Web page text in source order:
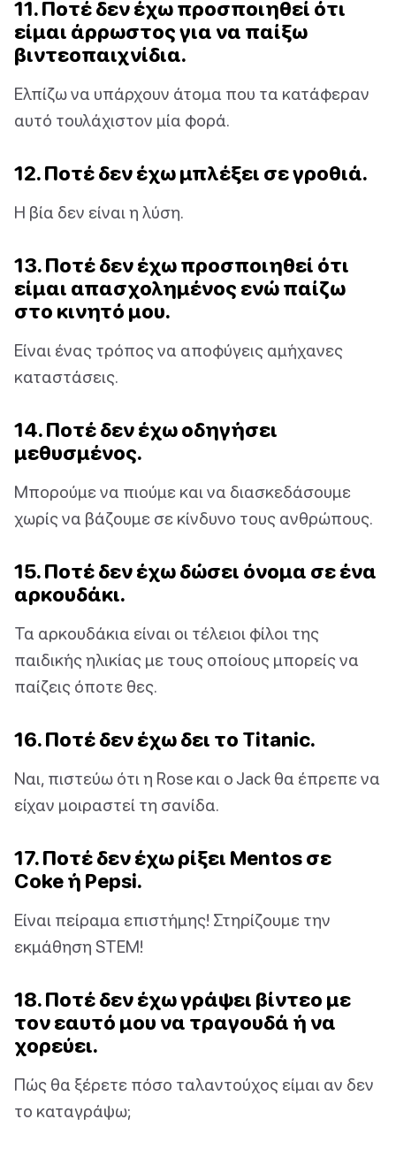
11. Ποτέ δεν έχω προσποιηθεί ότι
είμαι άρρωστος για να παίξω
βιντεοπαιχνίδια.
Ελπίζω να υπάρχουν άτομα που τα κατάφεραν
αυτό τουλάχιστον μία φορά.
12. Ποτέ δεν έχω μπλέξει σε γροθιά.
Η βία δεν είναι η λύση.
13. Ποτέ δεν έχω προσποιηθεί ότι
είμαι απασχολημένος ενώ παίζω
στο κινητό μου.
Είναι ένας τρόπος να αποφύγεις αμήχανες
καταστάσεις.
14. Ποτέ δεν έχω οδηγήσει
μεθυσμένος.
Μπορούμε να πιούμε και να διασκεδάσουμε
χωρίς να βάζουμε σε κίνδυνο τους ανθρώπους.
15. Ποτέ δεν έχω δώσει όνομα σε ένα
αρκουδάκι.
Τα αρκουδάκια είναι οι τέλειοι φίλοι της
παιδικής ηλικίας με τους οποίους μπορείς να
παίζεις όποτε θες.
16. Ποτέ δεν έχω δει το Titanic.
Ναι, πιστεύω ότι η Rose και ο Jack θα έπρεπε να
είχαν μοιραστεί τη σανίδα.
17. Ποτέ δεν έχω ρίξει Mentos σε
Coke ή Pepsi.
Είναι πείραμα επιστήμης! Στηρίζουμε την
εκμάθηση STEM!
18. Ποτέ δεν έχω γράψει βίντεο με
τον εαυτό μου να τραγουδά ή να
χορεύει.
Πώς θα ξέρετε πόσο ταλαντούχος είμαι αν δεν
το καταγράψω;